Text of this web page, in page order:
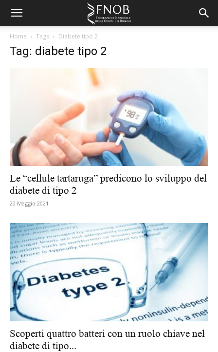
Home Tags Diabete tipo 2
Tag: diabete tipo 2
Le “cellule tartaruga” predicono lo sviluppo del
diabete di tipo 2
20 Maggio 2021
Scoperti quattro batteri con un ruolo chiave nel
diabete di tipo...